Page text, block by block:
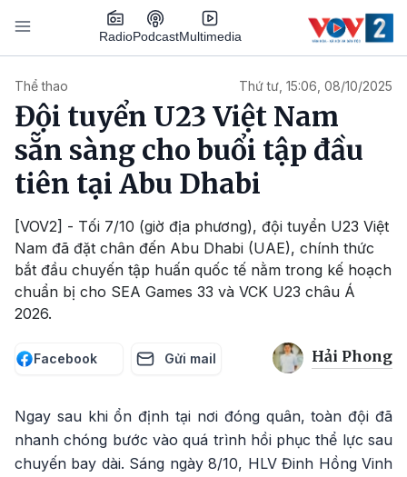
Nhảy đến nội dung
RadioPodcastMultimedia
Thể thao Thứ tư, 15:06, 08/10/2025
Đội tuyển U23 Việt Nam
sẵn sàng cho buổi tập đầu
tiên tại Abu Dhabi
[VOV2] - Tối 7/10 (giờ địa phương), đội tuyển U23 Việt
Nam đã đặt chân đến Abu Dhabi (UAE), chính thức
bắt đầu chuyến tập huấn quốc tế nằm trong kế hoạch
chuẩn bị cho SEA Games 33 và VCK U23 châu Á
2026.
Facebook Gửi mail Hải Phong
Ngay sau khi ổn định tại nơi đóng quân, toàn đội đã
nhanh chóng bước vào quá trình hồi phục thể lực sau
chuyến bay dài. Sáng ngày 8/10, HLV Đinh Hồng Vinh